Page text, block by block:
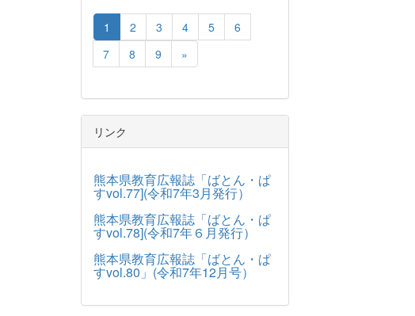
1 2 3 4 5
6
7
8 9 »
リンク
熊本県教育広報誌「ばとん・ぱ
すvol.77](令和7年3月発行）
熊本県教育広報誌「ばとん・ぱ
すvol.78](令和7年６月発行）
熊本県教育広報誌「ばとん・ぱ
すvol.80」(令和7年12月号）